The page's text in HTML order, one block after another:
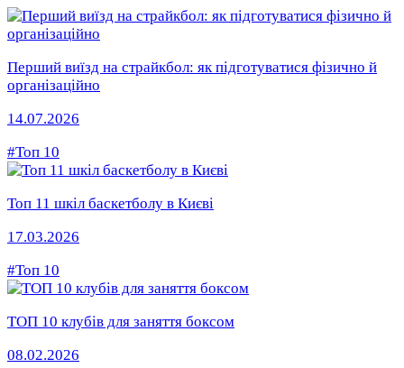
Перший виїзд на страйкбол: як підготуватися фізично й
організаційно
14.07.2026
#Топ 10
Топ 11 шкіл баскетболу в Києві
17.03.2026
#Топ 10
ТОП 10 клубів для заняття боксом
08.02.2026